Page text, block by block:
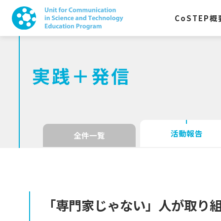
CoSTEP概
実践＋発信
全件一覧 活動報告
「専門家じゃない」 人が取り